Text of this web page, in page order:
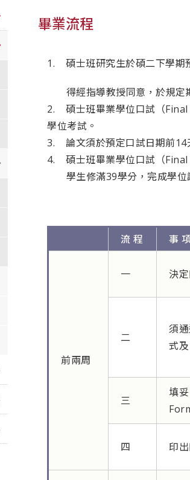
畢業流程
1. 碩士班研究生於碩二下學期
得經指導教授同意，於規定
2. 碩士班畢業學位口試（Final
學位考試。
3. 論文須於預定口試日期前14
4. 碩士班畢業學位口試（
學生修滿39學分，完成學位
流 程 事
前兩周
一 決
二
須
式
三
填
四 印